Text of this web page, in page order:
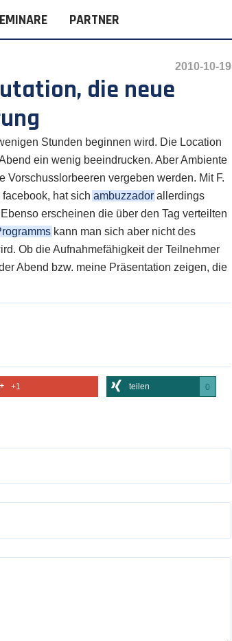
PARTNER
2010-10-19
die neue
Stunden beginnen wird. Die Location
ein wenig beeindrucken. Aber Ambiente
vergeben werden. Mit F.
hat sich ambuzzador allerdings
erscheinen die über den Tag verteilten
kann man sich aber nicht des
Ob die Aufnahmefähigkeit der Teilnehmer
Abend bzw. meine Präsentation zeigen, die
+1 teilen 0